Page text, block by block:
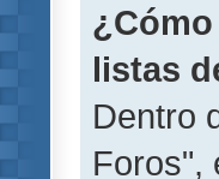
listas
Dentro
Foros",